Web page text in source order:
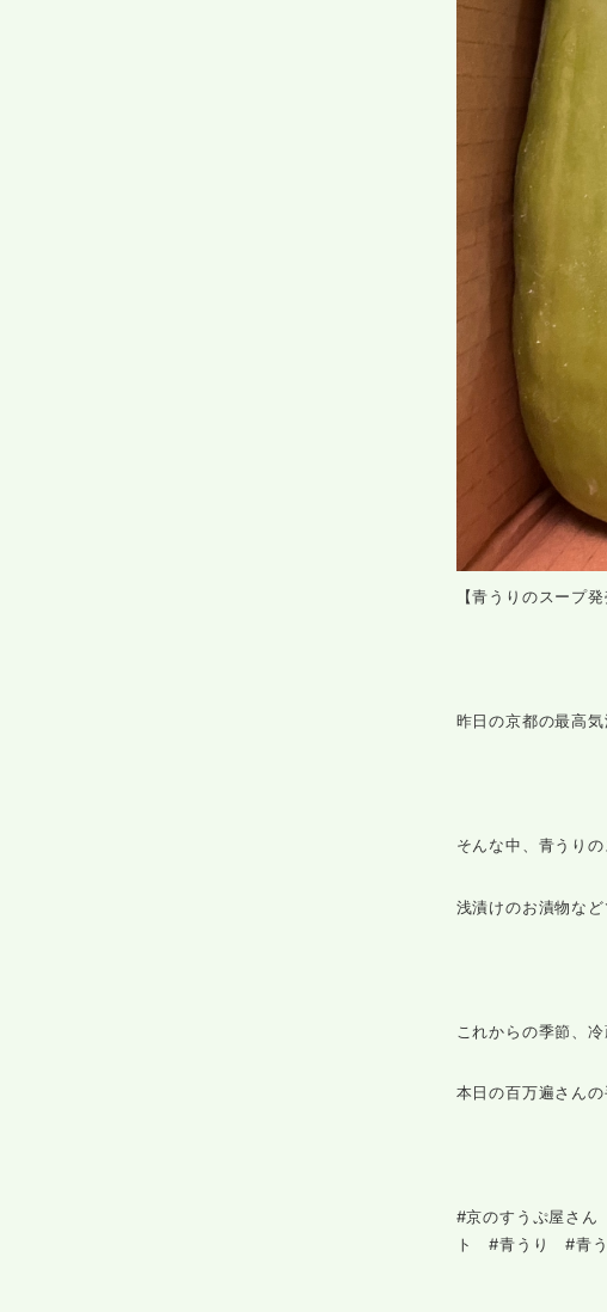
【青うりのスープ
昨日の京都の最高
そんな中、青うり
浅漬けのお漬物な
これからの季節、
本日の百万遍さん
#京のすうぷ屋さ
ト #青うり #青